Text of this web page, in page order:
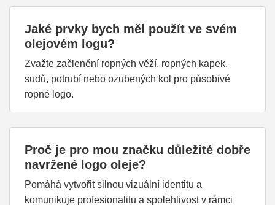
Jaké prvky bych měl použít ve svém
olejovém logu?
Zvažte začlenění ropných věží, ropných kapek,
sudů, potrubí nebo ozubených kol pro působivé
ropné logo.
Proč je pro mou značku důležité dobře
navržené logo oleje?
Pomáhá vytvořit silnou vizuální identitu a
komunikuje profesionalitu a spolehlivost v rámci